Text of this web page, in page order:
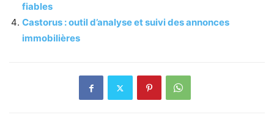
fiables
Castorus : outil d’analyse et suivi des annonces
immobilières